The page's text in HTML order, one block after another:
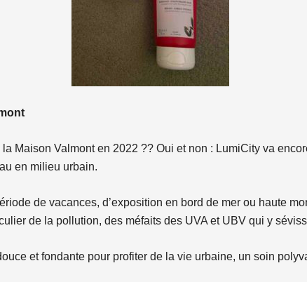
Maison Valmont en 2022 ?? Oui et non : LumiCity va
en milieu urbain.
de vacances, d’exposition en bord de mer ou haute
de la pollution, des méfaits des UVA et UBV qui y
et fondante pour profiter de la vie urbaine, un soin